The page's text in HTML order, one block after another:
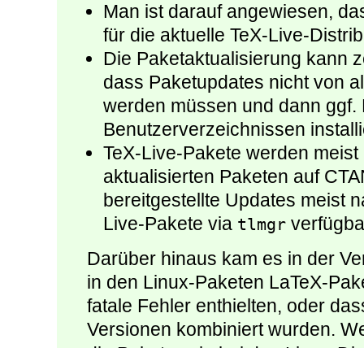
Man ist darauf angewiesen,
für die aktuelle TeX-Live-
Die Paketaktualisierung kann
dass Paketupdates nicht von
werden müssen und dann
Benutzerverzeichnissen
TeX-Live-Pakete werden
aktualisierten Paketen auf
bereitgestellte Updates meist
Live-Pakete via tlmgr
Darüber hinaus kam es in der
in den Linux-Paketen LaTeX-
fatale Fehler enthielten, oder
Versionen kombiniert wurden.